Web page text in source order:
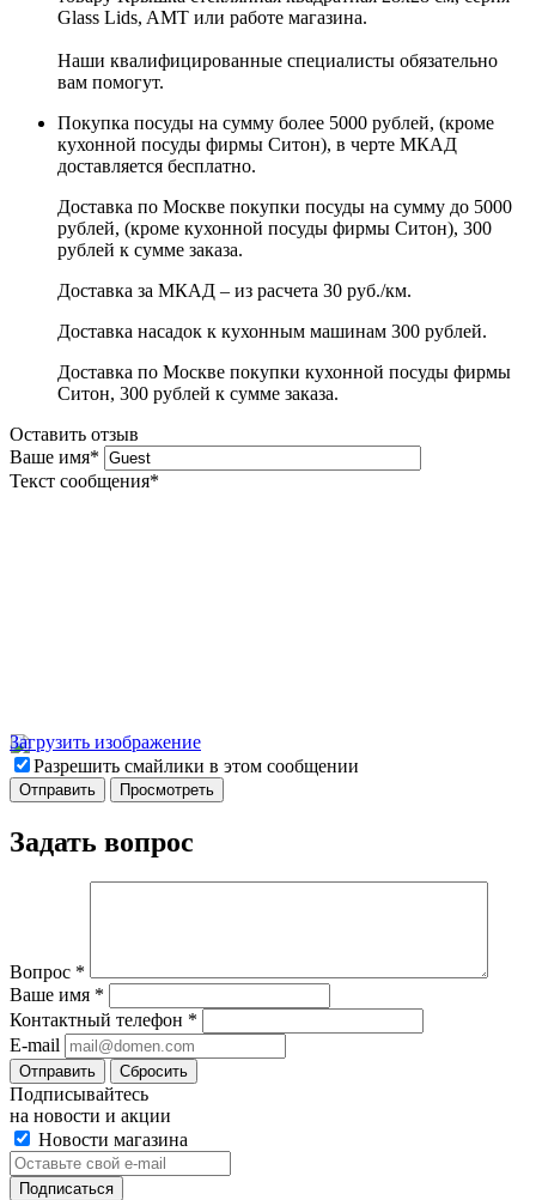
Glass Lids, AMT или работе магазина.
Наши квалифицированные специалисты обязательно
вам помогут.
Покупка посуды на сумму более 5000 рублей, (кроме
кухонной посуды фирмы Ситон), в черте МКАД
доставляется бесплатно.
Доставка по Москве покупки посуды на сумму до 5000
рублей, (кроме кухонной посуды фирмы Ситон), 300
рублей к сумме заказа.
Доставка за МКАД – из расчета 30 руб./км.
Доставка насадок к кухонным машинам 300 рублей.
Доставка по Москве покупки кухонной посуды фирмы
Ситон, 300 рублей к сумме заказа.
Оставить отзыв
Ваше имя*
Текст сообщения*
Загрузить изображение
Разрешить смайлики в этом сообщении
Задать вопрос
Вопрос *
Ваше имя *
Контактный телефон *
E-mail
Отправить Сбросить
Подписывайтесь
на новости и акции
Новости магазина